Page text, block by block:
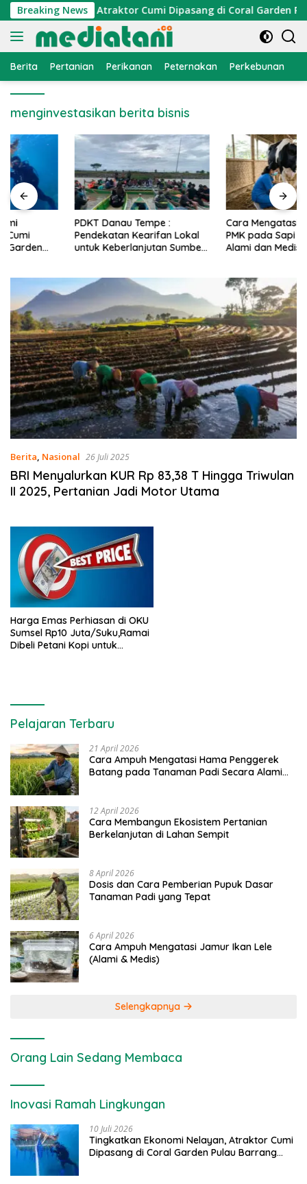
Langsung
ke
konten
Breaking News
Nelayan, Atraktor Cumi Dipasang di Coral Garden Pulau
Berita Pertanian Perikanan Peternakan Perkebunan
menginvestasikan berita bisnis
PDKT Danau Tempe :
Pendekatan Kearifan Lokal
untuk Keberlanjutan Sumber
Cara Mengatasi Penyakit
PMK pada Sapi Perah Secara
Alami dan Medis
Berita, Nasional 26 Juli 2025
BRI Menyalurkan KUR Rp 83,38 T Hingga Triwulan
II 2025, Pertanian Jadi Motor Utama
Harga Emas Perhiasan di OKU
Sumsel Rp10 Juta/Suku,Ramai
Dibeli Petani Kopi untuk
Pelajaran Terbaru
21 April 2026
Cara Ampuh Mengatasi Hama Penggerek
Batang pada Tanaman Padi Secara Alami
12 April 2026
Cara Membangun Ekosistem Pertanian
Berkelanjutan di Lahan Sempit
8 April 2026
Dosis dan Cara Pemberian Pupuk Dasar
Tanaman Padi yang Tepat
6 April 2026
Cara Ampuh Mengatasi Jamur Ikan Lele
(Alami & Medis)
Selengkapnya
Orang Lain Sedang Membaca
Inovasi Ramah Lingkungan
10 Juli 2026
Tingkatkan Ekonomi Nelayan, Atraktor Cumi
Dipasang di Coral Garden Pulau Barrang